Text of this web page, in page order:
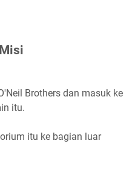
Brothers dan masuk ke
itu.
itu ke bagian luar